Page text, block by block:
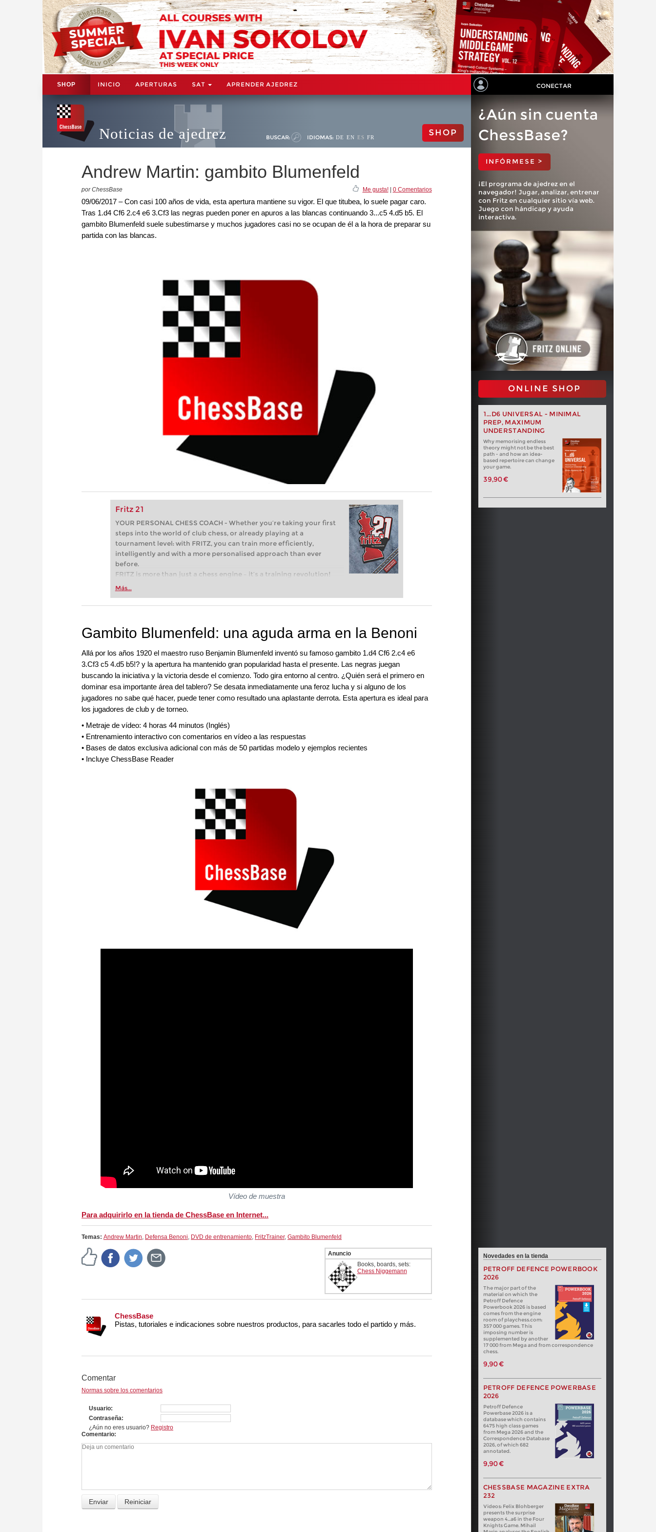
SHOP INICIO APERTURAS SAT APRENDER AJEDREZ CONECTAR
Noticias de ajedrez BUSCAR: IDIOMAS: DE EN ES FR SHOP
Andrew Martin: gambito Blumenfeld
por ChessBase Me gusta!| 0 Comentarios
09/06/2017 – Con casi 100 años de vida, esta apertura mantiene su vigor. El que titubea, lo suele pagar caro.
Tras 1.d4 Cf6 2.c4 e6 3.Cf3 las negras pueden poner en apuros a las blancas continuando 3...c5 4.d5 b5. El
gambito Blumenfeld suele subestimarse y muchos jugadores casi no se ocupan de él a la hora de preparar su
partida con las blancas.
Fritz 21
YOUR PERSONAL CHESS COACH - Whether you’re taking your first
steps into the world of club chess, or already playing at a
tournament level: with FRITZ, you can train more efficiently,
intelligently and with a more personalised approach than ever
before.
FRITZ is more than just a chess engine – it’s a training revolution!
Whether you’re taking your first steps into the world of club chess,
more efficiently, intelligently and with a more personalised
Más...
¿Aún sin cuenta
ChessBase?
INFÓRMESE >
¡El programa de ajedrez en el
navegador! Jugar, analizar, entrenar
con Fritz en cualquier sitio vía web.
Juego con hándicap y ayuda
interactiva.
ONLINE SHOP
1...D6 UNIVERSAL - MINIMAL
PREP, MAXIMUM
UNDERSTANDING
Why memorising endless
theory might not be the best
path - and how an idea-
based repertoire can change
your game.
39,90 €
Gambito Blumenfeld: una aguda arma en la Benoni
Allá por los años 1920 el maestro ruso Benjamin Blumenfeld inventó su famoso gambito 1.d4 Cf6 2.c4 e6
3.Cf3 c5 4.d5 b5!? y la apertura ha mantenido gran popularidad hasta el presente. Las negras juegan
buscando la iniciativa y la victoria desde el comienzo. Todo gira entorno al centro. ¿Quién será el primero en
dominar esa importante área del tablero? Se desata inmediatamente una feroz lucha y si alguno de los
jugadores no sabe qué hacer, puede tener como resultado una aplastante derrota. Esta apertura es ideal para
los jugadores de club y de torneo.
• Metraje de vídeo: 4 horas 44 minutos (Inglés)
• Entrenamiento interactivo con comentarios en vídeo a las respuestas
• Bases de datos exclusiva adicional con más de 50 partidas modelo y ejemplos recientes
• Incluye ChessBase Reader
Vídeo de muestra
Para adquirirlo en la tienda de ChessBase en Internet...
Temas: Andrew Martin, Defensa Benoni, DVD de entrenamiento, FritzTrainer, Gambito Blumenfeld
Anuncio
Books, boards, sets:
Chess Niggemann
ChessBase
Pistas, tutoriales e indicaciones sobre nuestros productos, para sacarles todo el partido y más.
Comentar
Normas sobre los comentarios
Usuario
Contraseña
¿Aún no eres usuario? Registro
Comentario
Novedades en la tienda
PETROFF DEFENCE POWERBOOK
2026
The major part of the
material on which the
Petroff Defence
Powerbook 2026 is based
comes from the engine
room of playchess.com:
357 000 games. This
imposing number is
supplemented by another
17 000 from Mega and from correspondence
chess.
9,90 €
PETROFF DEFENCE POWERBASE
2026
Petroff Defence
Powerbase 2026 is a
database which contains
6475 high class games
from Mega 2026 and the
Correspondence Database
2026, of which 682
annotated.
9,90 €
CHESSBASE MAGAZINE EXTRA
232
Videos: Felix Blohberger
presents the surprise
weapon 4…a6 in the Four
Knights Game. Mihail